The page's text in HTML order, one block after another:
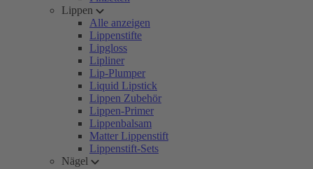
Lippen
Alle anzeigen
Lippenstifte
Lipgloss
Lipliner
Lip-Plumper
Liquid Lipstick
Lippen Zubehör
Lippen-Primer
Lippenbalsam
Matter Lippenstift
Lippenstift-Sets
Nägel